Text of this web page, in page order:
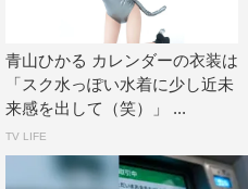
今年は写真集発売があって
地方にも行けたのでたくさ
ろんな方への感謝を改めて
プライベートも信頼できる友
に素敵な人たちがたくさん
青山ひかる カレンダーの衣装は
「スク水っぽい水着に少し近未
来感を出して（笑）」 ...
TV LIFE